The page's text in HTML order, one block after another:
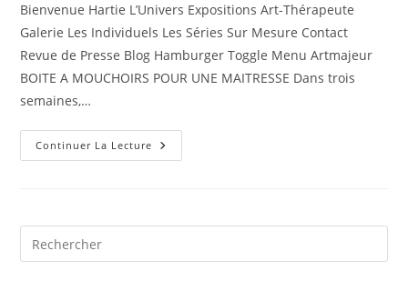
Bienvenue Hartie L’Univers Expositions Art-Thérapeute
Galerie Les Individuels Les Séries Sur Mesure Contact
Revue de Presse Blog Hamburger Toggle Menu Artmajeur
BOITE A MOUCHOIRS POUR UNE MAITRESSE Dans trois
semaines,…
Continuer La Lecture